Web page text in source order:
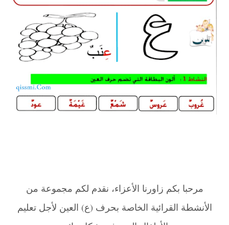
مرحبا بكم زاورنا الأعزاء، نقدم لكم مجموعة من
الأنشطة القرائية الخاصة بحرف (ع) العين لأجل تعليم